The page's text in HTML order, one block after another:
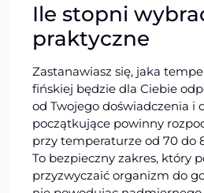
Ile stopni
praktyczne
Zastanawiasz się, jaka
fińskiej będzie dla Ciebie
od Twojego doświadczenia i
początkujące powinny
przy temperaturze od 70 do
To bezpieczny zakres, który
przyzwyczaić organizm do